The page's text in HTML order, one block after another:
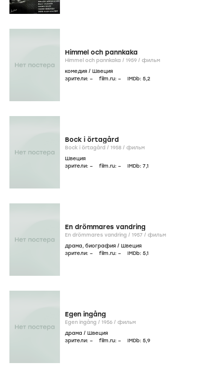
Himmel och pannkaka
Himmel och pannkaka / 1959 / фильм
комедия / Швеция
зрители: – film.ru: – IMDb: 5,2
Bock i örtagård
Bock i örtagård / 1958 / фильм
Швеция
зрители: – film.ru: – IMDb: 7,1
En drömmares vandring
En drömmares vandring / 1957 / фильм
драма, биография / Швеция
зрители: – film.ru: – IMDb: 5,1
Egen ingång
Egen ingång / 1956 / фильм
драма / Швеция
зрители: – film.ru: – IMDb: 5,9